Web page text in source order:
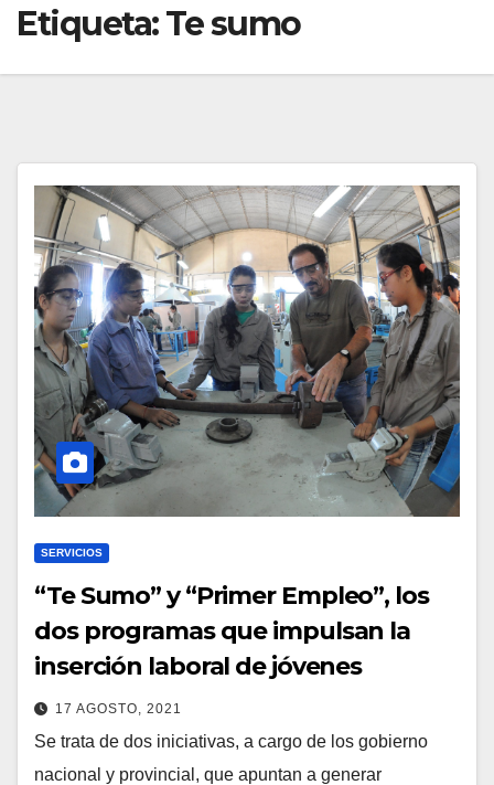
Etiqueta:Te sumo
SERVICIOS
“Te Sumo” y “Primer Empleo”, los
dos programas que impulsan la
inserción laboral de jóvenes
17 AGOSTO, 2021
Se trata de dos iniciativas, a cargo de los gobierno
nacional y provincial, que apuntan a generar